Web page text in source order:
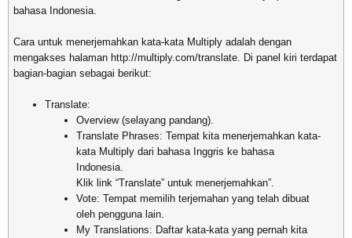
bahasa Indonesia.
Cara untuk menerjemahkan kata-kata Multiply adalah dengan
mengakses halaman http://multiply.com/translate. Di panel kiri terdapat
bagian-bagian sebagai berikut:
Translate:
Overview (selayang pandang).
Translate Phrases: Tempat kita menerjemahkan kata-
kata Multiply dari bahasa Inggris ke bahasa
Indonesia.
Klik link “Translate” untuk menerjemahkan”.
Vote: Tempat memilih terjemahan yang telah dibuat
oleh pengguna lain.
My Translations: Daftar kata-kata yang pernah kita